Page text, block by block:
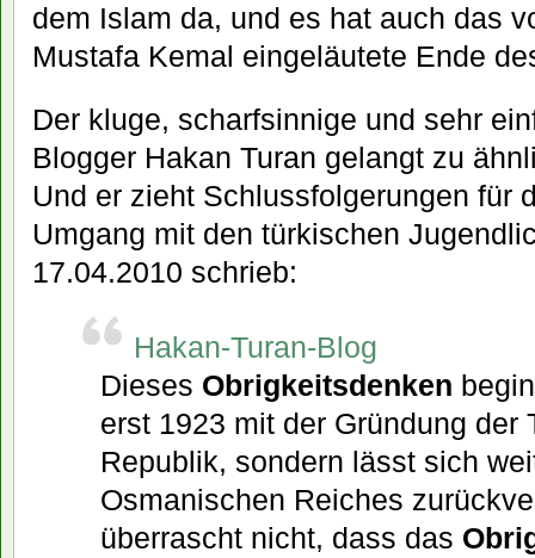
dem Islam da, und es hat auch das
Mustafa Kemal eingeläutete Ende
Der kluge, scharfsinnige und sehr
Blogger Hakan Turan gelangt zu
Und er zieht Schlussfolgerungen für
Umgang mit den türkischen
17.04.2010 schrieb:
Hakan-Turan-Blog
Dieses Obrigkeitsdenken
erst 1923 mit der Gründung der
Republik, sondern lässt sich
Osmanischen Reiches
überrascht nicht, dass das